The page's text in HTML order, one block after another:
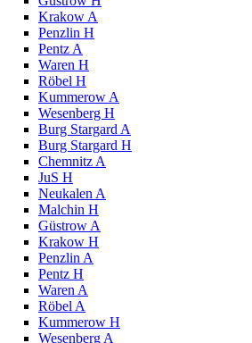
Krakow A
Penzlin H
Pentz A
Waren H
Röbel H
Kummerow A
Wesenberg H
Burg Stargard A
Burg Stargard H
Chemnitz A
JuS H
Neukalen A
Malchin H
Güstrow A
Krakow H
Penzlin A
Pentz H
Waren A
Röbel A
Kummerow H
Wesenberg A